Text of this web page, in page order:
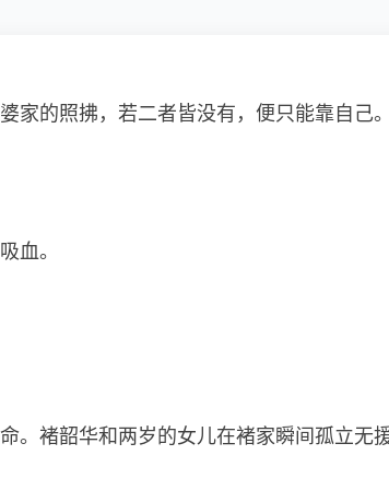
家的照拂，若二者皆没有，便只能靠自己
血。
。褚韶华和两岁的女儿在褚家瞬间孤立无